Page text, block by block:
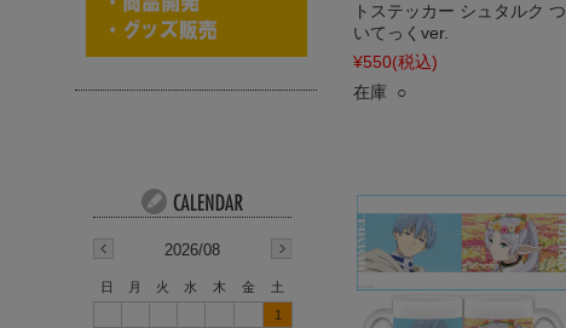
トステッカー シュタルク つ
いてっくver.
¥550(税込)
在庫 ○
2026/08
日 月 火 水 木 金
土
1